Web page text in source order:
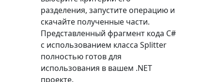
разделения, запустите операцию и
скачайте полученные части.
Представленный фрагмент кода C#
с использованием класса Splitter
полностью готов для
использования в вашем .NET
проекте.